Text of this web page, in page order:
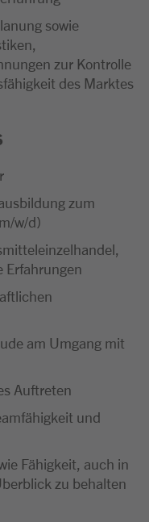
sowie
zur Kontrolle
des Marktes
zum
w/d)
Erfahrungen
am Umgang mit
Auftreten
und
Fähigkeit, auch in
zu behalten